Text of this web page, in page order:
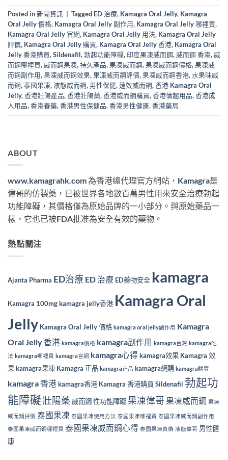
Posted in新聞資訊 Tagged ED 治療, Kamagra Oral Jelly, Kamagra
Oral Jelly 價格, Kamagra Oral Jelly 副作用, Kamagra Oral Jelly 哪裡買,
Kamagra Oral Jelly 官網, Kamagra Oral Jelly 用法, Kamagra Oral Jelly
評價, Kamagra Oral Jelly 購買, Kamagra Oral Jelly 香港, Kamagra Oral
Jelly 香港購買,Sildenafil,勃起功能障礙, 印度果凍威而鋼, 威而鋼 香港, 威
而鋼哪裡買, 威而鋼果凍,持久產品,果凍威而鋼,果凍威而鋼價格,果凍威
而鋼副作用,果凍威而鋼效果,果凍威而鋼評價,果凍威而鋼香港, 水果味威
而鋼,泰國果凍,液態威而鋼, 男性保健,速效威而鋼,香港 Kamagra Oral
Jelly,香港壯陽產品,香港壯陽藥,香港威而鋼購買,香港情趣用品,香港成
人用品,香港春藥,香港男性保健品,香港男性健康,香港藥局
ABOUT
www.kamagrahk.com為香港總代理官方網站， Kamagra是
偉哥的仿製藥，已被世界各地數百萬男性用來安全治療勃起
功能障礙，其價格僅為原始品牌的一小部分。與原始藥品一
樣，它也已被FDA批准為安全有效的藥物。
熱點關注
Ajanta Pharma ED治療 ED 治療 ED藥物安全 kamagra
Kamagra 100mgkamagra jelly香港 Kamagra Oral
Jelly Kamagra Oral Jelly 價格 kamagra oral jelly副作用 Kamagra
Oral Jelly 香港 kamagra價格 kamagra副作用 kamagra台灣 kamagra吃
法 kamagra哪裡買 kamagra官網 kamagra心得kamagra效果 Kamagra 效
果kamagra果凍 Kamagra 正品 kamagra正品 kamagra網購 kamagra購買
kamagra 香港kamagra香港 Kamagra 香港購買 Sildenafil 勃起功
能障礙壯陽藥 威而鋼 性功能障礙 果凍偉哥 果凍威而鋼 果凍
威而鋼評價 泰國果凍 泰國果凍使用方法 泰國果凍哪裡買 泰國果凍威而鋼副作用
泰國果凍威而鋼哪裡買 泰國果凍威而鋼心得 泰國果凍真偽 液態偉哥 男性健
康